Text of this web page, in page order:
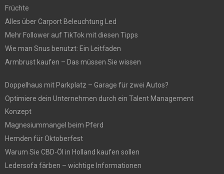
Früchte
Alles über Carport Beleuchtung Led
Mehr Follower auf TikTok mit diesen Tipps
Wie man Snus benutzt: Ein Leitfaden
Armbrust kaufen – Das müssen Sie wissen
Doppelhaus mit Parkplatz – Garage für zwei Autos?
Optimiere dein Unternehmen durch ein Talent Management
Konzept
Magnesiummangel beim Pferd
Hemden für Oktoberfest
Warum Sie CBD-Öl in Holland kaufen sollen
Ledersofa färben – wichtige Informationen